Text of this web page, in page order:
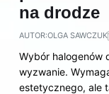
na drodze
AUTOR:OLGA SAWCZUK
Wybór halogenów
wyzwanie.
estetycznego, ale